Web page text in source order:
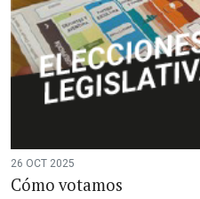
26 OCT 2025
Cómo votamos